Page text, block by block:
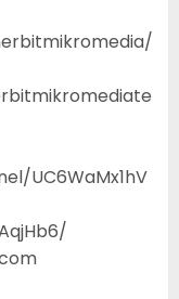
UC6WaMx1hV